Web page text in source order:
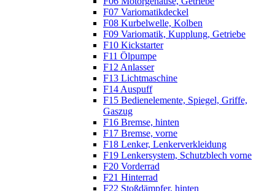
F07 Variomatikdeckel
F08 Kurbelwelle, Kolben
F09 Variomatik, Kupplung, Getriebe
F10 Kickstarter
F11 Ölpumpe
F12 Anlasser
F13 Lichtmaschine
F14 Auspuff
F15 Bedienelemente, Spiegel, Griffe,
Gaszug
F16 Bremse, hinten
F17 Bremse, vorne
F18 Lenker, Lenkerverkleidung
F19 Lenkersystem, Schutzblech vorne
F20 Vorderrad
F21 Hinterrad
F22 Stoßdämpfer, hinten